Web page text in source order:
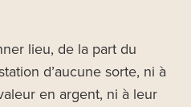
lieu, de la part du
d’aucune sorte, ni à
en argent, ni à leur